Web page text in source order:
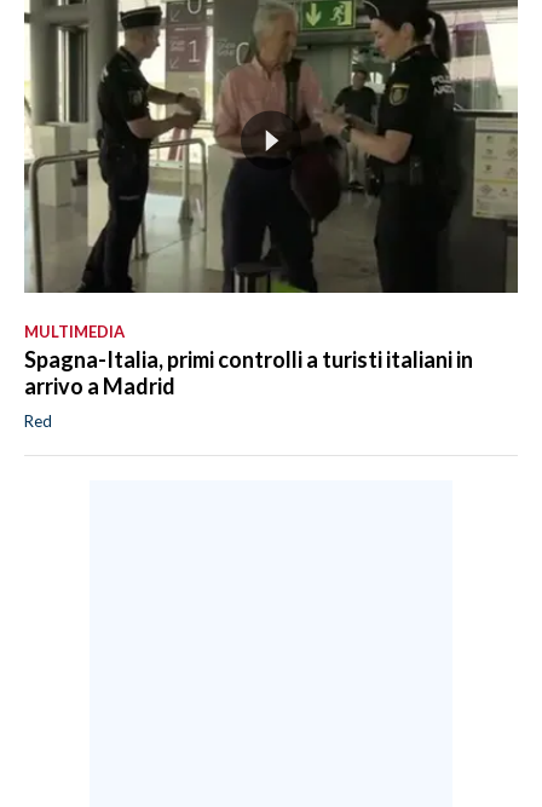
MULTIMEDIA
Spagna-Italia, primi controlli a turisti italiani in
arrivo a Madrid
Red